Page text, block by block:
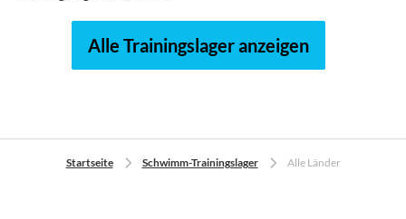
Alle Trainingslager anzeigen
Startseite Schwimm-Trainingslager Alle Länder